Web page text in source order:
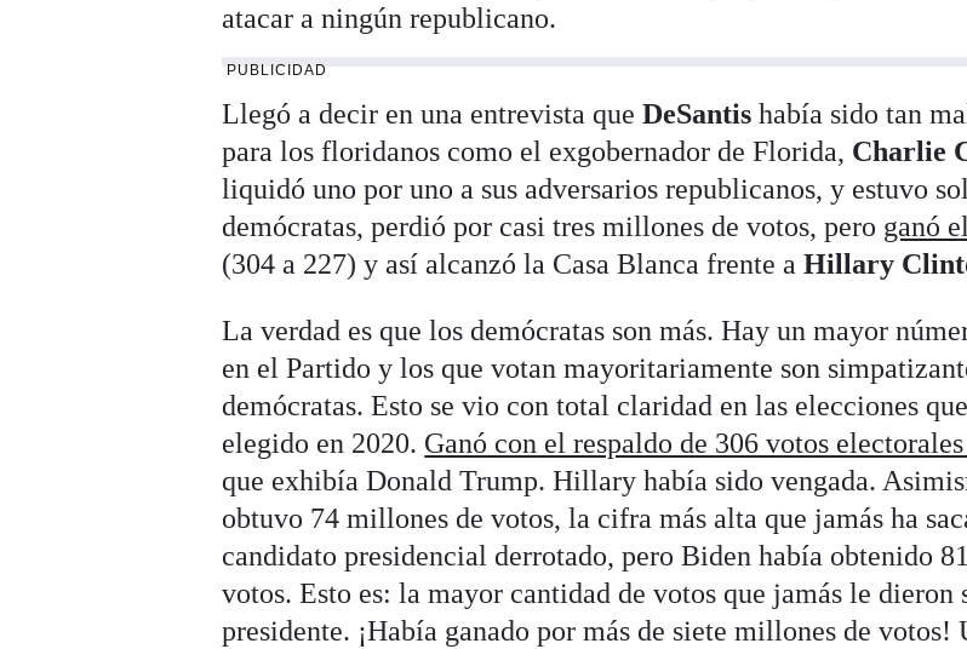
atacar a ningún republicano.
PUBLICIDAD
Llegó a decir en una entrevista queDeSantis había sido tan
para los floridanos como el exgobernador de Florida, Charlie
liquidó uno por uno a sus adversarios republicanos, y estuvo
demócratas, perdió por casi tres millones de votos, pero ganó
(304 a 227) y así alcanzó la Casa Blanca frente aHillary
La verdad es que los demócratas son más. Hay un mayor
en el Partido y los que votan mayoritariamente son
demócratas. Esto se vio con total claridad en las elecciones que
elegido en 2020. Ganó con el respaldo de 306 votos
que exhibía Donald Trump. Hillary había sido vengada.
obtuvo 74 millones de votos, la cifra más alta que jamás ha
candidato presidencial derrotado, pero Biden había obtenido
votos. Esto es: la mayor cantidad de votos que jamás le dieron
presidente. ¡Había ganado por más de siete millones de votos!